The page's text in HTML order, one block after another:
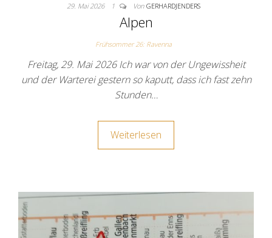
29. Mai 2026 1 Von GERHARDJENDERS
Alpen
Frühsommer 26: Ravenna
Freitag, 29. Mai 2026 Ich war von der Ungewissheit
und der Warterei gestern so kaputt, dass ich fast zehn
Stunden…
Weiterlesen